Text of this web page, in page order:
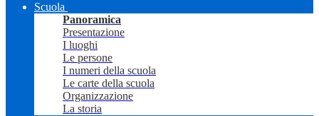
Scuola
Panoramica
Presentazione
I luoghi
Le persone
I numeri della scuola
Le carte della scuola
Organizzazione
La storia